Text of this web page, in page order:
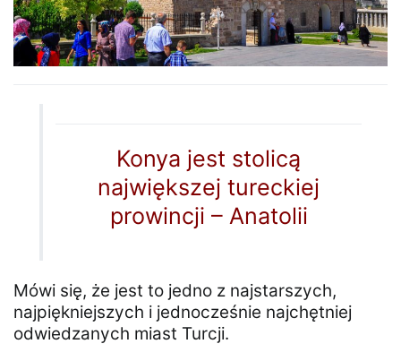
Konya jest stolicą
największej tureckiej
prowincji – Anatolii
Mówi się, że jest to jedno z najstarszych,
najpiękniejszych i jednocześnie najchętniej
odwiedzanych miast Turcji.